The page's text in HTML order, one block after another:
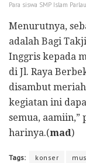
Para siswa SMP Islam
Menurutnya,
adalah Bagi
Inggris kepada
di Jl. Raya
disambut
kegiatan ini
semua, aamiin,”
harinya.(mad)
Tags: konser